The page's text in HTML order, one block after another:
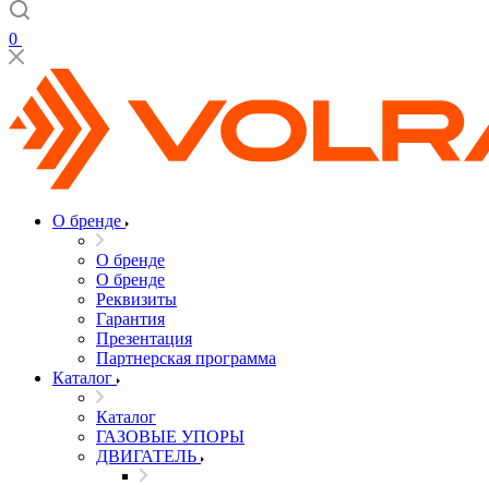
0
О бренде
О бренде
О бренде
Реквизиты
Гарантия
Презентация
Партнерская программа
Каталог
Каталог
ГАЗОВЫЕ УПОРЫ
ДВИГАТЕЛЬ